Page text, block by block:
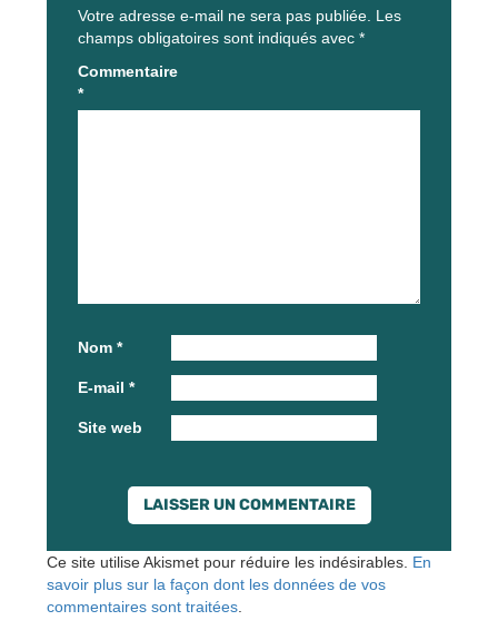
Votre adresse e-mail ne sera pas publiée. Les
champs obligatoires sont indiqués avec *
Commentaire
*
Nom *
E-mail *
Site web
Ce site utilise Akismet pour réduire les indésirables. En
savoir plus sur la façon dont les données de vos
commentaires sont traitées